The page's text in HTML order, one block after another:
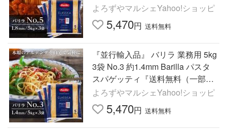
除く）』
よろずやマルシェYahoo!ショッピ
5,470円 送料無料
『並行輸入品』 バリラ 業務用 5kg
3袋 No.3 約1.4mm Barilla パスタ
スパゲッティ『送料無料（一部地
域除く）』
よろずやマルシェYahoo!ショッピ
5,470円 送料無料